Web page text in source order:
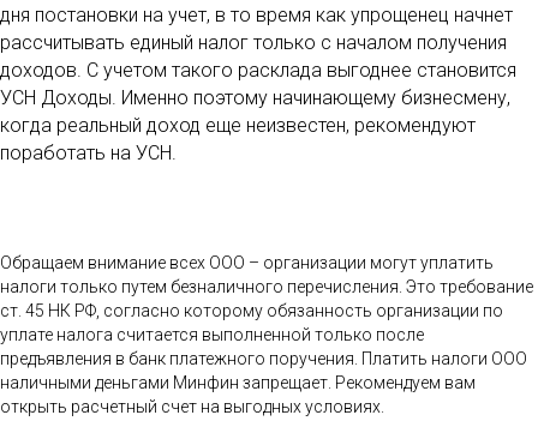
дня постановки на учет, в то время как упрощенец начнет
рассчитывать единый налог только с началом получения
доходов. С учетом такого расклада выгоднее становится
УСН Доходы. Именно поэтому начинающему бизнесмену,
когда реальный доход еще неизвестен, рекомендуют
поработать на УСН.
Обращаем внимание всех ООО – организации могут уплатить
налоги только путем безналичного перечисления. Это требование
ст. 45 НК РФ, согласно которому обязанность организации по
уплате налога считается выполненной только после
предъявления в банк платежного поручения. Платить налоги ООО
наличными деньгами Минфин запрещает. Рекомендуем вам
открыть расчетный счет на выгодных условиях.